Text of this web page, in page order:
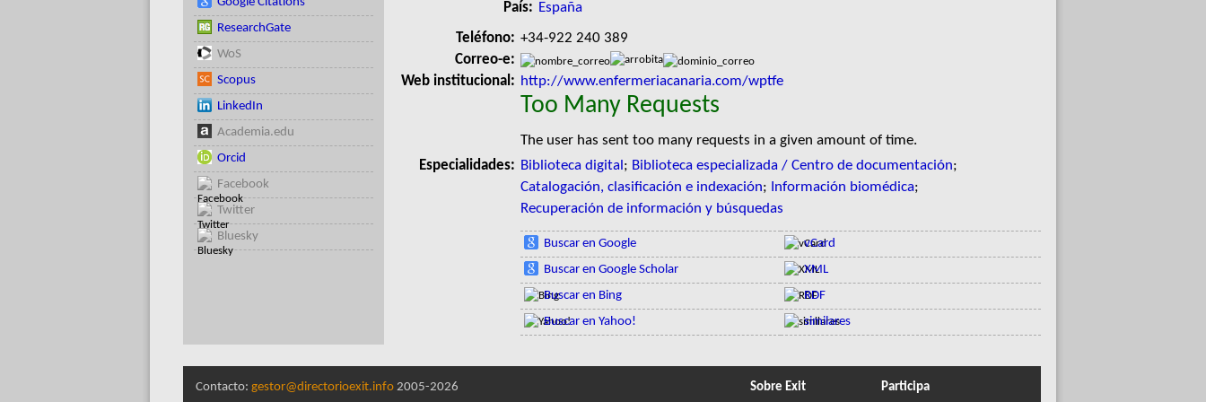
ResearchGate
WoS
Scopus
LinkedIn
Academia.edu
Orcid
Facebook
Twitter
Bluesky
País: España
Teléfono: +34-922 240 389
Correo-e:
Web institucional: http://www.enfermeriacanaria.com/wptfe
Too Many Requests
The user has sent too many requests in a given amount of time.
Especialidades: Biblioteca digital ; Biblioteca especializada / Centro de documentación;
Catalogación, clasificación e indexación; Información biomédica;
Recuperación de información y búsquedas
Buscar en Google
Buscar en Google Scholar
Buscar en Bing
Buscar en Yahoo!
vCard
XML
RDF
similares
Contacto: gestor@directorioexit.info 2005-2026 Sobre Exit Participa